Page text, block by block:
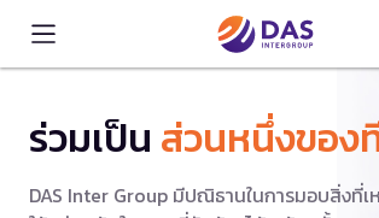
ร่วมเป็น ส่วนหนึ่งของ
DAS Inter Group มีปณิธานในการมอบสิ่งที่